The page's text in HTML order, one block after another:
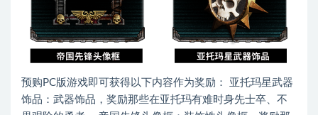
预购PC版游戏即可获得以下内容作为奖励： 亚托玛星武器
饰品：武器饰品，奖励那些在亚托玛有难时身先士卒、不